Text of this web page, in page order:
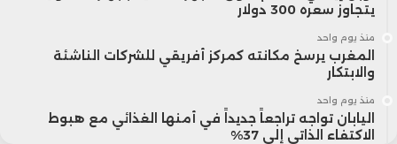
يتجاوز سعره 300 دولار
منذ يوم واحد
المغرب يرسخ مكانته كمركز أفريقي للشركات الناشئة
والابتكار
منذ يوم واحد
اليابان تواجه تراجعاً جديداً في أمنها الغذائي مع هبوط
الاكتفاء الذاتي إلى 37%